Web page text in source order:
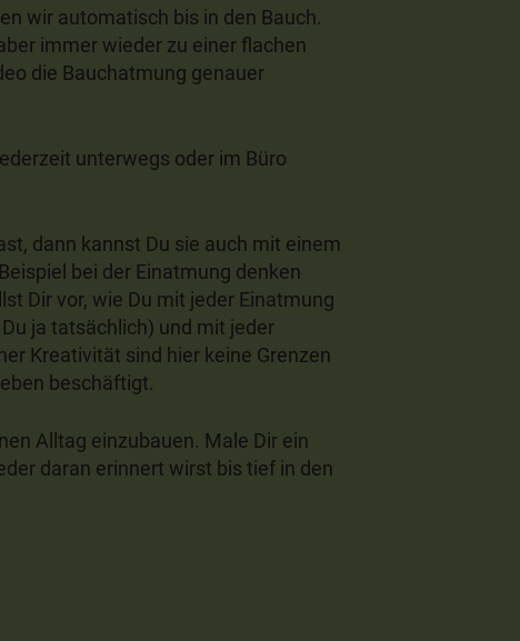
wir automatisch bis in den Bauch.
immer wieder zu einer flachen
die Bauchatmung genauer
unterwegs oder im Büro
dann kannst Du sie auch mit einem
bei der Einatmung denken
Dir vor, wie Du mit jeder Einatmung
ja tatsächlich) und mit jeder
Kreativität sind hier keine Grenzen
beschäftigt.
Alltag einzubauen. Male Dir ein
daran erinnert wirst bis tief in den